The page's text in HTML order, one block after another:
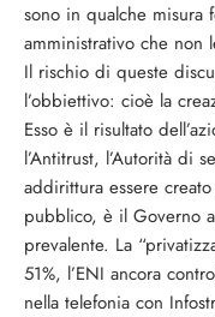
sono in qualche misura
amministrativo che non
Il rischio di queste
l’obbiettivo: cioè la
Esso è il risultato
l’Antitrust, l’Autorità di
addirittura essere
pubblico, è il Governo
prevalente. La
51%, l’ENI ancora
nella telefonia con